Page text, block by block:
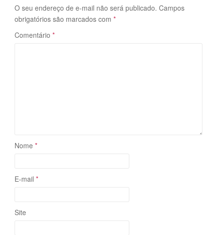
O seu endereço de e-mail não será publicado. Campos
obrigatórios são marcados com *
Comentário *
Nome *
E-mail *
Site